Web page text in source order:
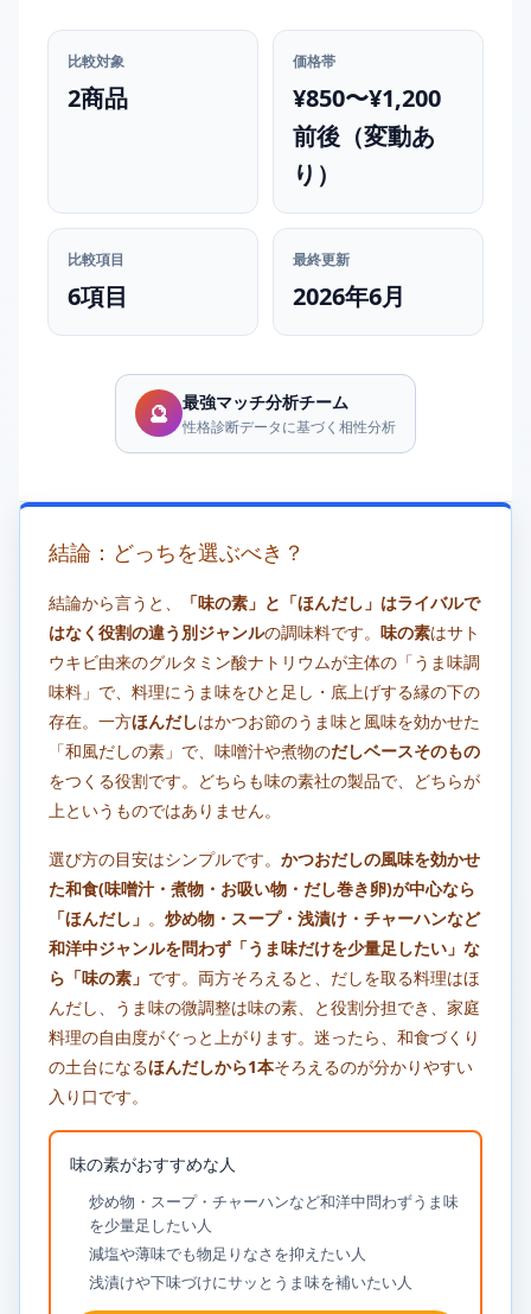
比較対象
2商品
価格帯
¥850〜¥1,200
前後（変動あ
り）
比較項目
6項目
最終更新
2026年6月
🔮 最強マッチ分析チーム
性格診断データに基づく相性分析
結論：どっちを選ぶべき？
結論から言うと、
「味の素」と「ほんだし」はライバルで
はなく役割の違う別ジャンルの調味料です。 味の素はサト
ウキビ由来のグルタミン酸ナトリウムが主体の「うま味調
味料」で、料理にうま味をひと足し・底上げする縁の下の
存在。一方ほんだしはかつお節のうま味と風味を効かせた
「和風だしの素」で、味噌汁や煮物のだしベースそのもの
をつくる役割です。どちらも味の素社の製品で、どちらが
上というものではありません。
選び方の目安はシンプルです。 かつおだしの風味を効かせ
た和食(味噌汁・煮物・お吸い物・だし巻き卵)が中心なら
「ほんだし」 。 炒め物・スープ・浅漬け・チャーハンなど
和洋中ジャンルを問わず「うま味だけを少量足したい」な
ら「味の素」 です。両方そろえると、だしを取る料理はほ
んだし、うま味の微調整は味の素、と役割分担でき、家庭
料理の自由度がぐっと上がります。迷ったら、和食づくり
の土台になるほんだしから1本そろえるのが分かりやすい
入り口です。
味の素がおすすめな人
炒め物・スープ・チャーハンなど和洋中問わずうま味
を少量足したい人
減塩や薄味でも物足りなさを抑えたい人
浅漬けや下味づけにサッとうま味を補いたい人